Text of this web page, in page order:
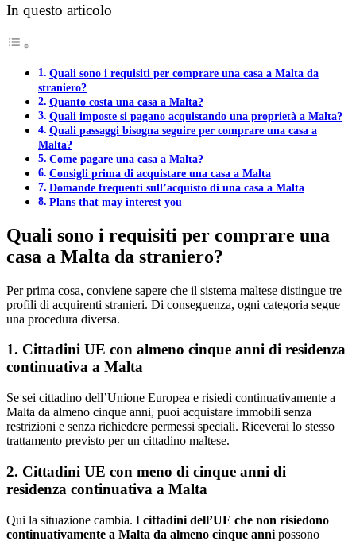
In questo articolo
Quali sono i requisiti per comprare una casa a Malta da
straniero?
Quanto costa una casa a Malta?
Quali imposte si pagano acquistando una proprietà a Malta?
Quali passaggi bisogna seguire per comprare una casa a
Malta?
Come pagare una casa a Malta?
Consigli prima di acquistare una casa a Malta
Domande frequenti sull’acquisto di una casa a Malta
Plans that may interest you
Quali sono i requisiti per comprare una
casa a Malta da straniero?
Per prima cosa, conviene sapere che il sistema maltese distingue tre
profili di acquirenti stranieri. Di conseguenza, ogni categoria segue
una procedura diversa.
1. Cittadini UE con almeno cinque anni di residenza
continuativa a Malta
Se sei cittadino dell’Unione Europea e risiedi continuativamente a
Malta da almeno cinque anni, puoi acquistare immobili senza
restrizioni e senza richiedere permessi speciali. Riceverai lo stesso
trattamento previsto per un cittadino maltese.
2. Cittadini UE con meno di cinque anni di
residenza continuativa a Malta
Qui la situazione cambia. I cittadini dell’UE che non risiedono
continuativamente a Malta da almeno cinque anni possono